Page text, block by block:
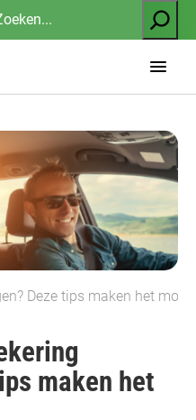
Deze tips maken het
maken het